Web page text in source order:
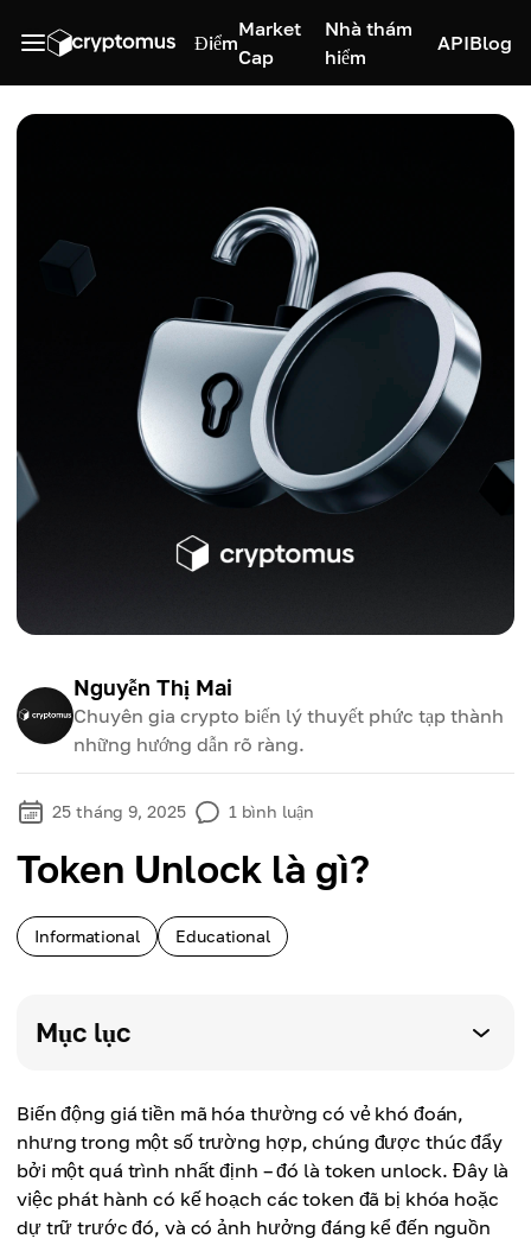
Điểm
Market
Cap
Nhà thám
hiểm
APIBlog
Nguyễn Thị Mai
Chuyên gia crypto biến lý thuyết phức tạp thành
những hướng dẫn rõ ràng.
25 tháng 9, 2025 1 bình luận
Token Unlock là gì?
Informational Educational
Mục lục
Biến động giá tiền mã hóa thường có vẻ khó đoán,
nhưng trong một số trường hợp, chúng được thúc đẩy
bởi một quá trình nhất định – đó là token unlock. Đây là
việc phát hành có kế hoạch các token đã bị khóa hoặc
dự trữ trước đó, và có ảnh hưởng đáng kể đến nguồn